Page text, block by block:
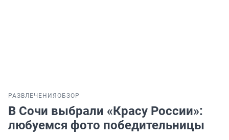
РАЗВЛЕЧЕНИЯ ОБЗОР
В Сочи выбрали «Красу России»:
любуемся фото победительницы